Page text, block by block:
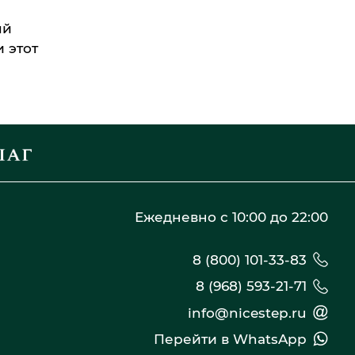
Ежедневно с 10:00 до 22:00
8 (800) 101-33-83
8 (968) 593-21-71
info@nicestep.ru
Перейти в WhatsApp